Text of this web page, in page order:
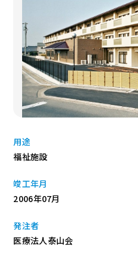
用途
福祉施設
竣工年月
2006年07月
発注者
医療法人泰山会